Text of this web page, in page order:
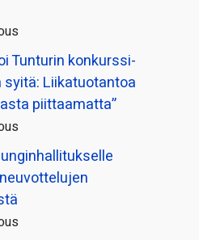
Tunturin konkurssi­
Liikatuotantoa
piittaamatta”